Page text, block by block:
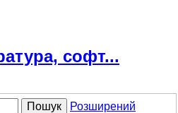
софт...
Пошук
Розширений